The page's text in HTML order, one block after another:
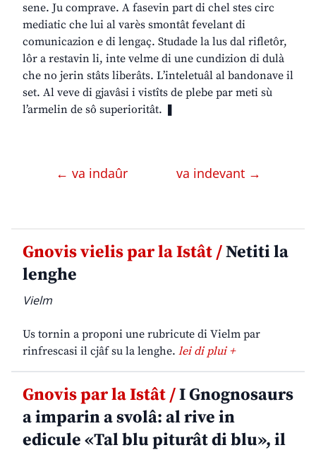
sene. Ju comprave. A fasevin part di chel stes circ
mediatic che lui al varès smontât fevelant di
comunicazion e di lengaç. Studade la lus dal rifletôr,
lôr a restavin li, inte velme di une cundizion di dulà
che no jerin stâts liberâts. L’inteletuâl al bandonave il
set. Al veve di gjavâsi i vistîts de plebe par meti sù
l’armelin de sô superioritât. ❚
← va indaûr va indevant →
Gnovis vielis par la Istât /Netiti la
lenghe
Vielm
Us tornin a proponi une rubricute di Vielm par
rinfrescasi il cjâf su la lenghe. lei di plui +
Gnovis par la Istât /I Gnognosaurs
a imparin a svolâ: al rive in
edicule «Tal blu piturât di blu», il